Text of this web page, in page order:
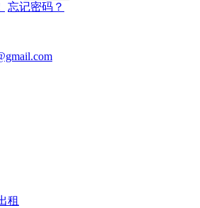
忘记密码？
租